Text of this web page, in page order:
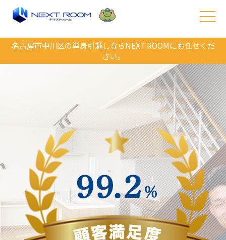
名古屋市中川区の単身引越しならNEXT ROOMにお任せくだ
さい。